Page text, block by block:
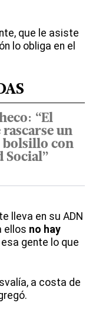
que le asiste
lo obliga en el
“El
rascarse un
bolsillo con
Social”
lleva en su ADN
ellos no hay
gente lo que
a costa de